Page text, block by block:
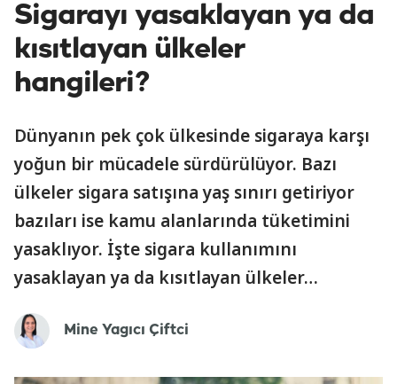
Sigarayı yasaklayan ya da
kısıtlayan ülkeler
hangileri?
Dünyanın pek çok ülkesinde sigaraya karşı
yoğun bir mücadele sürdürülüyor. Bazı
ülkeler sigara satışına yaş sınırı getiriyor
bazıları ise kamu alanlarında tüketimini
yasaklıyor. İşte sigara kullanımını
yasaklayan ya da kısıtlayan ülkeler…
Mine Yagıcı Çiftci